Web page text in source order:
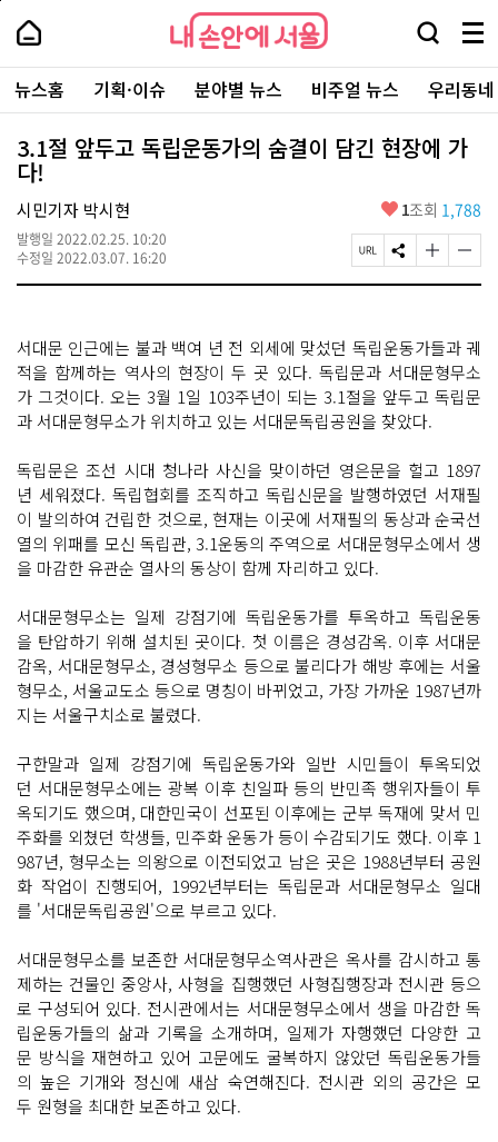
본
로
가
내
손
안
에
서
울
-
서
울
시
대
표
소
통
포
내
손
에
울
검
창
열
기
메
뉴
전
체
보
주
요
서
뉴스홈 기획·이슈 분야별 뉴스 비주얼 뉴스 우리동
3.1절 앞두고 독립운동가의 숨결이 담긴 현장에 가
다!
시민기자 박시현
발행일 2022.02.25. 10:20
수정일 2022.03.07. 16:20
좋
요
1조회 1,788
페
이
L
복
사
S
N
하
기
글
자
게
변
경
하
글
자
게
변
경
하
서대문 인근에는 불과 백여 년 전 외세에 맞섰던 독립운동가들과 궤
적을 함께하는 역사의 현장이 두 곳 있다. 독립문과 서대문형무소
가 그것이다. 오는 3월 1일 103주년이 되는 3.1절을 앞두고 독립문
과 서대문형무소가 위치하고 있는 서대문독립공원을 찾았다.
독립문은 조선 시대 청나라 사신을 맞이하던 영은문을 헐고 1897
년 세워졌다. 독립협회를 조직하고 독립신문을 발행하였던 서재필
이 발의하여 건립한 것으로, 현재는 이곳에 서재필의 동상과 순국선
열의 위패를 모신 독립관, 3.1운동의 주역으로 서대문형무소에서 생
을 마감한 유관순 열사의 동상이 함께 자리하고 있다.
서대문형무소는 일제 강점기에 독립운동가를 투옥하고 독립운동
을 탄압하기 위해 설치된 곳이다. 첫 이름은 경성감옥. 이후 서대문
감옥, 서대문형무소, 경성형무소 등으로 불리다가 해방 후에는 서울
형무소, 서울교도소 등으로 명칭이 바뀌었고, 가장 가까운 1987년까
지는 서울구치소로 불렸다.
구한말과 일제 강점기에 독립운동가와 일반 시민들이 투옥되었
던 서대문형무소에는 광복 이후 친일파 등의 반민족 행위자들이 투
옥되기도 했으며, 대한민국이 선포된 이후에는 군부 독재에 맞서 민
주화를 외쳤던 학생들, 민주화 운동가 등이 수감되기도 했다. 이후 1
987년, 형무소는 의왕으로 이전되었고 남은 곳은 1988년부터 공원
화 작업이 진행되어, 1992년부터는 독립문과 서대문형무소 일대
를 '서대문독립공원'으로 부르고 있다.
서대문형무소를 보존한 서대문형무소역사관은 옥사를 감시하고 통
제하는 건물인 중앙사, 사형을 집행했던 사형집행장과 전시관 등으
로 구성되어 있다. 전시관에서는 서대문형무소에서 생을 마감한 독
립운동가들의 삶과 기록을 소개하며, 일제가 자행했던 다양한 고
문 방식을 재현하고 있어 고문에도 굴복하지 않았던 독립운동가들
의 높은 기개와 정신에 새삼 숙연해진다. 전시관 외의 공간은 모
두 원형을 최대한 보존하고 있다.
페
상
단
로